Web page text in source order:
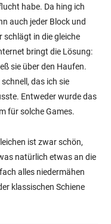
habe. Da hing ich
auch jeder Block und
schlägt in die gleiche
bringt die Lösung:
sie über den Haufen.
das ich sie
Entweder wurde das
für solche Games.
ist zwar schön,
natürlich etwas an die
alles niedermähen
klassischen Schiene